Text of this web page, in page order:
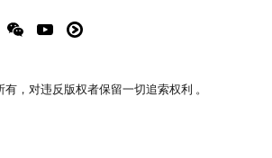
，对违反版权者保留一切追索权利 。